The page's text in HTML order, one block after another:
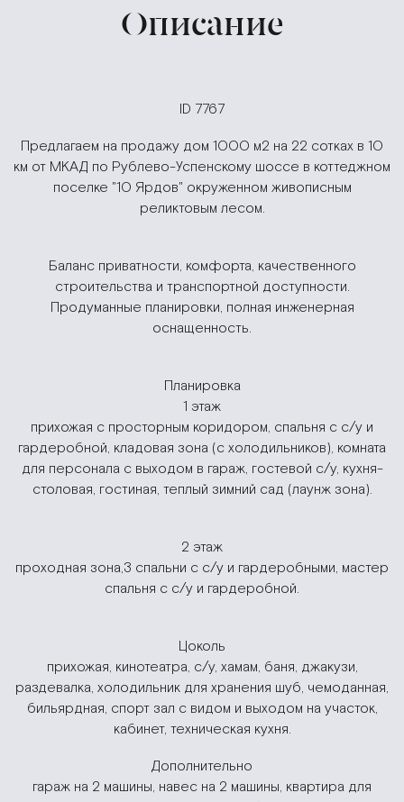
Описание
ID 7767
Предлагаем на продажу дом 1000 м2 на 22 сотках в 10
км от МКАД по Рублево-Успенскому шоссе в коттеджном
поселке "10 Ярдов" окруженном живописным
реликтовым лесом.
Баланс приватности, комфорта, качественного
строительства и транспортной доступности.
Продуманные планировки, полная инженерная
оснащенность.
Планировка
1 этаж
прихожая с просторным коридором, спальня с с/у и
гардеробной, кладовая зона (с холодильников), комната
для персонала с выходом в гараж, гостевой с/у, кухня-
столовая, гостиная, теплый зимний сад (лаунж зона).
2 этаж
проходная зона,3 спальни с с/у и гардеробными, мастер
спальня с с/у и гардеробной.
Цоколь
прихожая, кинотеатра, с/у, хамам, баня, джакузи,
раздевалка, холодильник для хранения шуб, чемоданная,
бильярдная, спорт зал с видом и выходом на участок,
кабинет, техническая кухня.
Дополнительно
гараж на 2 машины, навес на 2 машины, квартира для